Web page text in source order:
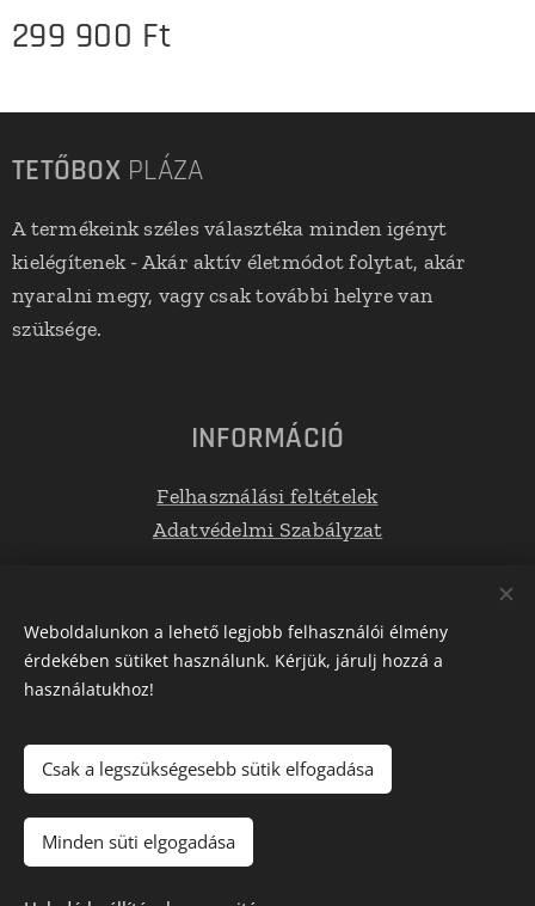
299 900 Ft
Nincs raktáron
TETŐBOX PLÁZA
A termékeink széles választéka minden igényt
kielégítenek - Akár aktív életmódot folytat, akár
nyaralni megy, vagy csak további helyre van
szüksége.
INFORMÁCIÓ
Felhasználási feltételek
Adatvédelmi Szabályzat
Elérhetőségek
Az oldalt aWebnode
Weboldalunkon a lehető legjobb felhasználói élmény
érdekében sütiket használunk. Kérjük, járulj hozzá a
használatukhoz!
Csak a legszükségesebb sütik elfogadása
Minden süti elgogadása